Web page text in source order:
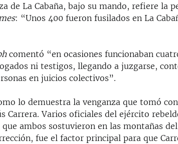
de La Cabaña, bajo su mando, refiere la
: “Unos 400 fueron fusilados en La
comentó “en ocasiones funcionaban
ni testigos, llegando a juzgarse,
en juicios colectivos”.
lo demuestra la venganza que tomó
Carrera. Varios oficiales del ejército
ambos sostuvieron en las montañas
fue el factor principal para que